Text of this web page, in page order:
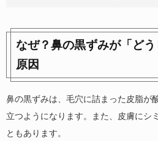
なぜ？鼻の黒ずみが「どう
原因
鼻の黒ずみは、毛穴に詰まった皮脂が
立つようになります。また、皮膚にシ
ともあります。